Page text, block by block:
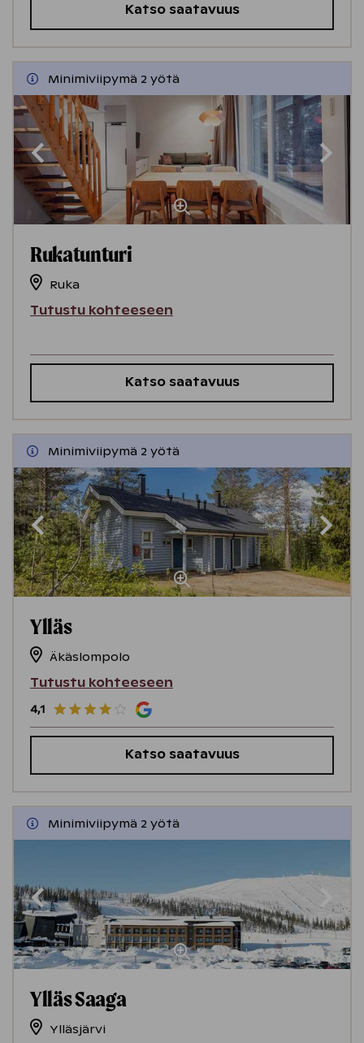
Katso saatavuus
Minimiviipymä 2 yötä
Rukatunturi
Ruka
Tutustu kohteeseen
Katso saatavuus
Minimiviipymä 2 yötä
Ylläs
Äkäslompolo
Tutustu kohteeseen
4,1
Katso saatavuus
Minimiviipymä 2 yötä
Ylläs Saaga
Ylläsjärvi